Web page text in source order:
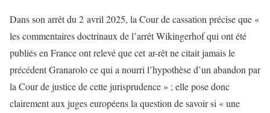
Dans son arrêt du 2 avril 2025, la Cour de cassation précise que «
les commentaires doctrinaux de l’arrêt Wikingerhof qui ont été
publiés en France ont relevé que cet ar-rêt ne citait jamais le
précédent Granarolo ce qui a nourri l’hypothèse d’un abandon par
la Cour de justice de cette jurisprudence » ; elle pose donc
clairement aux juges européens la question de savoir si « une